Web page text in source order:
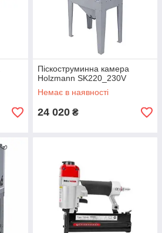
Піскоструминна камера
Holzmann SK220_230V
Немає в наявності
24 020 ₴